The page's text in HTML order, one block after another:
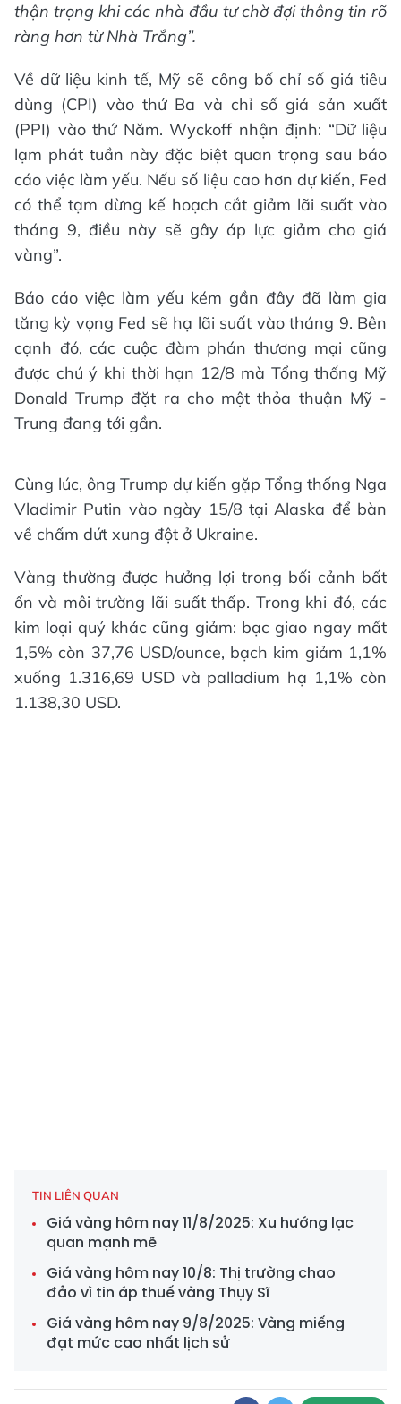
thận trọng khi các nhà đầu tư chờ đợi thông tin rõ
ràng hơn từ Nhà Trắng”.
Về dữ liệu kinh tế, Mỹ sẽ công bố chỉ số giá tiêu
dùng (CPI) vào thứ Ba và chỉ số giá sản xuất
(PPI) vào thứ Năm. Wyckoff nhận định: “Dữ liệu
lạm phát tuần này đặc biệt quan trọng sau báo
cáo việc làm yếu. Nếu số liệu cao hơn dự kiến, Fed
có thể tạm dừng kế hoạch cắt giảm lãi suất vào
tháng 9, điều này sẽ gây áp lực giảm cho giá
vàng”.
Báo cáo việc làm yếu kém gần đây đã làm gia
tăng kỳ vọng Fed sẽ hạ lãi suất vào tháng 9. Bên
cạnh đó, các cuộc đàm phán thương mại cũng
được chú ý khi thời hạn 12/8 mà Tổng thống Mỹ
Donald Trump đặt ra cho một thỏa thuận Mỹ -
Trung đang tới gần.
Cùng lúc, ông Trump dự kiến gặp Tổng thống Nga
Vladimir Putin vào ngày 15/8 tại Alaska để bàn
về chấm dứt xung đột ở Ukraine.
Vàng thường được hưởng lợi trong bối cảnh bất
ổn và môi trường lãi suất thấp. Trong khi đó, các
kim loại quý khác cũng giảm: bạc giao ngay mất
1,5% còn 37,76 USD/ounce, bạch kim giảm 1,1%
xuống 1.316,69 USD và palladium hạ 1,1% còn
1.138,30 USD.
TIN LIÊN QUAN
Giá vàng hôm nay 11/8/2025: Xu hướng lạc
quan mạnh mẽ
Giá vàng hôm nay 10/8: Thị trường chao
đảo vì tin áp thuế vàng Thụy Sĩ
Giá vàng hôm nay 9/8/2025: Vàng miếng
đạt mức cao nhất lịch sử